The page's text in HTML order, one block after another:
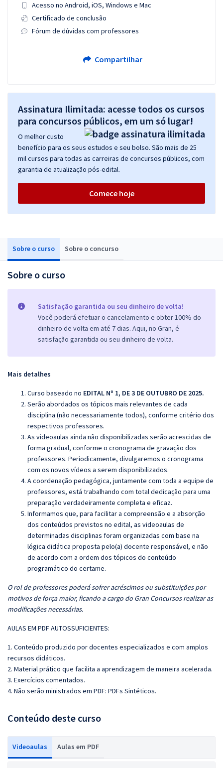
Sobre o curso Sobre o concurso
Sobre o curso
Satisfação garantida ou seu dinheiro de volta!
Você poderá efetuar o cancelamento e obter 100% do
dinheiro de volta em até 7 dias. Aqui, no Gran, é
satisfação garantida ou seu dinheiro de volta.
Mais detalhes
Curso baseado no EDITAL Nº 1, DE 3 DE OUTUBRO DE 2025.
Serão abordados os tópicos mais relevantes de cada
disciplina (não necessariamente todos), conforme critério dos
respectivos professores.
As videoaulas ainda não disponibilizadas serão acrescidas de
forma gradual, conforme o cronograma de gravação dos
professores. Periodicamente, divulgaremos o cronograma
com os novos vídeos a serem disponibilizados.
A coordenação pedagógica, juntamente com toda a equipe de
professores, está trabalhando com total dedicação para uma
preparação verdadeiramente completa e eficaz.
Informamos que, para facilitar a compreensão e a absorção
dos conteúdos previstos no edital, as videoaulas de
determinadas disciplinas foram organizadas com base na
lógica didática proposta pelo(a) docente responsável, e não
de acordo com a ordem dos tópicos do conteúdo
programático do certame.
O rol de professores poderá sofrer acréscimos ou substituições por
motivos de força maior, ficando a cargo do Gran Concursos realizar as
modificações necessárias.
AULAS EM PDF AUTOSSUFICIENTES:
1. Conteúdo produzido por docentes especializados e com amplos
recursos didáticos.
2. Material prático que facilita a aprendizagem de maneira acelerada.
3. Exercícios comentados.
4. Não serão ministrados em PDF: PDFs Sintéticos.
Conteúdo deste curso
Videoaulas Aulas em PDF
Acesso no Android, iOS, Windows e Mac
Certificado de conclusão
Fórum de dúvidas com professores
Compartilhar
Assinatura Ilimitada: acesse todos os cursos
para concursos públicos, em um só lugar!
O melhor custo
benefício para os seus estudos e seu bolso. São mais de 25
mil cursos para todas as carreiras de concursos públicos, com
garantia de atualização pós-edital.
Comece hoje